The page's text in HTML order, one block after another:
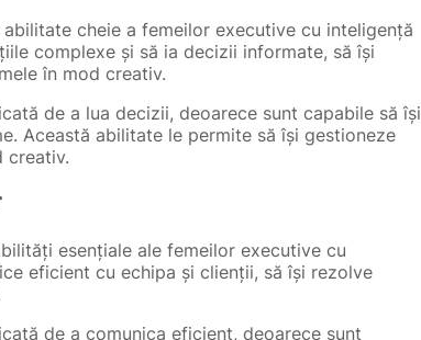
cheie a femeilor executive cu inteligență
complexe și să ia decizii informate, să își
în mod creativ.
de a lua decizii, deoarece sunt capabile să își
Această abilitate le permite să își gestioneze
creativ.
esențiale ale femeilor executive cu
eficient cu echipa și clienții, să își rezolve
de a comunica eficient, deoarece sunt